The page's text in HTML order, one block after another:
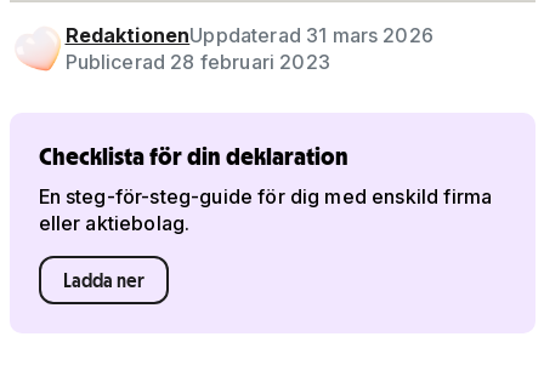
RedaktionenUppdaterad 31 mars 2026
Publicerad 28 februari 2023
Checklista för din deklaration
En steg-för-steg-guide för dig med enskild firma
eller aktiebolag.
Ladda ner